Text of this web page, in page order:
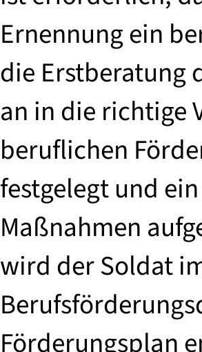
Ernennung ein
die Erstberatung
an in die richtige
beruflichen
festgelegt und
Maßnahmen
wird der Soldat
Förderungsplan